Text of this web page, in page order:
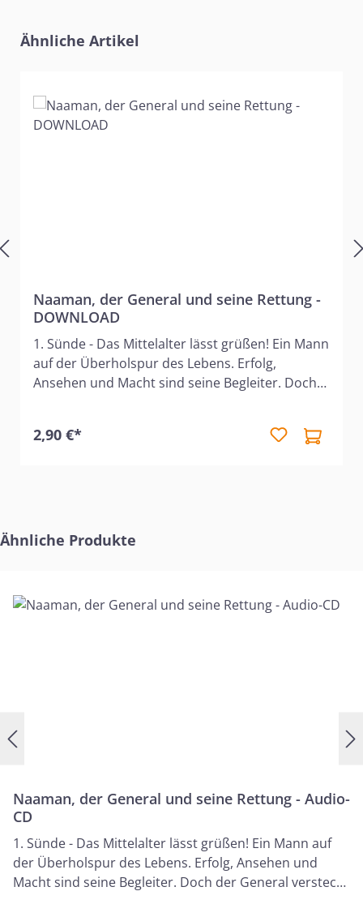
Produktgalerie überspringen
Ähnliche Artikel
Naaman, der General und seine Rettung -
DOWNLOAD
1. Sünde - Das Mittelalter lässt grüßen! Ein Mann
auf der Überholspur des Lebens. Erfolg,
Ansehen und Macht sind seine Begleiter. Doch
und sind alle Menschen mit diesem Defekt auf
die Bibel Recht? 3. Glaube - Kopfstand des
angebotene Medizin scheint ihm zu einfach, er
hat es sich alles so ganz anders vorgestellt! Was
2,90 €*
Produktgalerie überspringen
Ähnliche Produkte
Naaman, der General und seine Rettung - Audio-
CD
1. Sünde - Das Mittelalter lässt grüßen! Ein Mann auf
der Überholspur des Lebens. Erfolg, Ansehen und
Macht sind seine Begleiter. Doch der General versteckt